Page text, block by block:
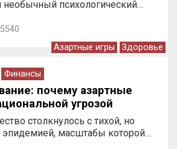
необычный психологический…
5540
Азартные игры Здоровье
Финансы
почему азартные
угрозой
столкнулось с тихой, но
эпидемией, масштабы которой…